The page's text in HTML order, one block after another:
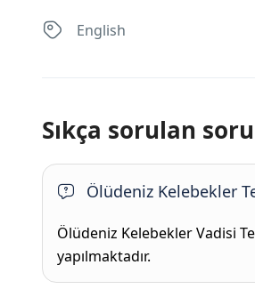
English
Sıkça sorulan
Ölüdeniz Kelebekler
Ölüdeniz Kelebekler Vadisi
yapılmaktadır.